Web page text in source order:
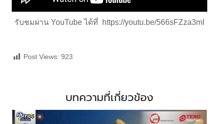
รับชมผ่าน YouTube ได้ที่ https://youtu.be/566sFZza3mI
Post Views: 923
บทความที่เกี่ยวข้อง